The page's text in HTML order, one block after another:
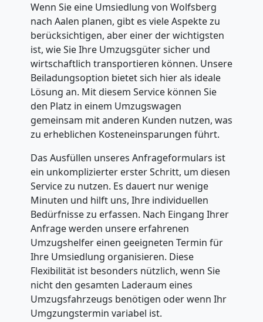
Wenn Sie eine Umsiedlung von Wolfsberg
nach Aalen planen, gibt es viele Aspekte zu
berücksichtigen, aber einer der wichtigsten
ist, wie Sie Ihre Umzugsgüter sicher und
wirtschaftlich transportieren können. Unsere
Beiladungsoption bietet sich hier als ideale
Lösung an. Mit diesem Service können Sie
den Platz in einem Umzugswagen
gemeinsam mit anderen Kunden nutzen, was
zu erheblichen Kosteneinsparungen führt.
Das Ausfüllen unseres Anfrageformulars ist
ein unkomplizierter erster Schritt, um diesen
Service zu nutzen. Es dauert nur wenige
Minuten und hilft uns, Ihre individuellen
Bedürfnisse zu erfassen. Nach Eingang Ihrer
Anfrage werden unsere erfahrenen
Umzugshelfer einen geeigneten Termin für
Ihre Umsiedlung organisieren. Diese
Flexibilität ist besonders nützlich, wenn Sie
nicht den gesamten Laderaum eines
Umzugsfahrzeugs benötigen oder wenn Ihr
Umgzungstermin variabel ist.